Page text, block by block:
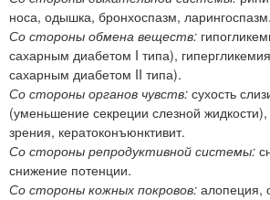
носа, одышка, бронхоспазм, ларингоспазм.
Со стороны обмена веществ:
сахарным диабетом I типа),
сахарным диабетом II типа).
Со стороны органов чувств: сухость
(уменьшение секреции слезной
зрения, кератоконъюнктивит.
Со стороны репродуктивной системы:
снижение потенции.
Со стороны кожных покровов: алопеция,